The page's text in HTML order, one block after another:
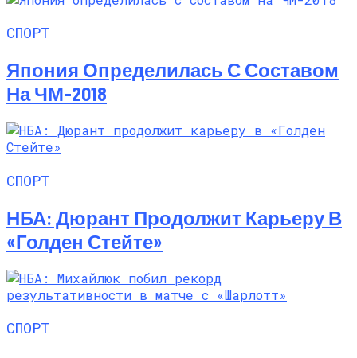
СПОРТ
Япония Определилась С Составом
На ЧМ-2018
СПОРТ
НБА: Дюрант Продолжит Карьеру В
«Голден Стейте»
СПОРТ